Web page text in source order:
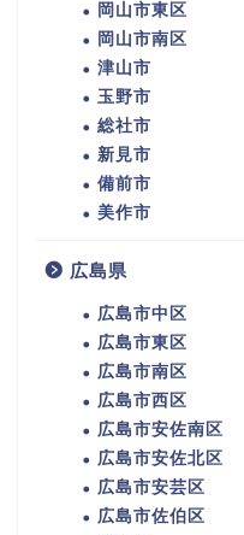
岡山市東区
岡山市南区
津山市
玉野市
総社市
新見市
備前市
美作市
広島県
広島市中区
広島市東区
広島市南区
広島市西区
広島市安佐南区
広島市安佐北区
広島市安芸区
広島市佐伯区